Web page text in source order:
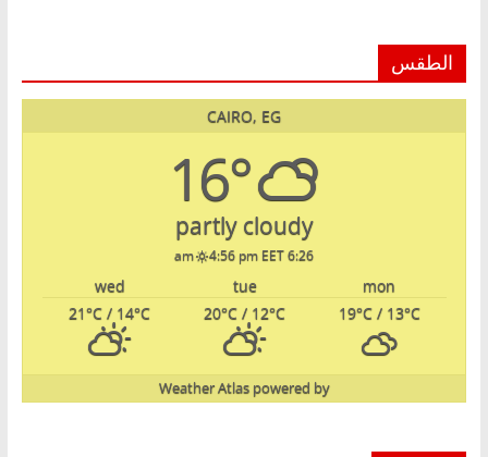
الطقس
CAIRO, EG
16°
partly cloudy
6:26 am
4:56 pm EET
mon
tue
wed
19°C/ 13°C
20°C / 12°C
21°C / 14°C
powered by
Weather Atlas